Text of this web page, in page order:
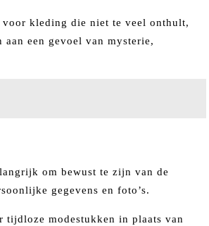
kleding die niet te veel onthult,
een gevoel van mysterie,
om bewust te zijn van de
gegevens en foto’s.
tijdloze modestukken in plaats van